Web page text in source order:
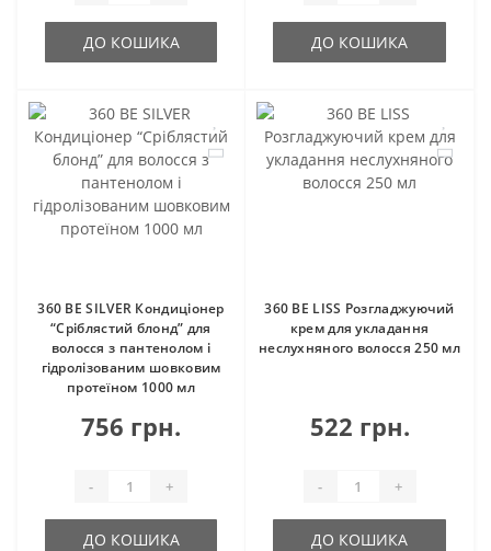
ДО КОШИКА ДО КОШИКА
360 BE SILVER Кондиціонер
“Сріблястий блонд” для
волосся з пантенолом і
гідролізованим шовковим
протеїном 1000 мл
756 грн.
- +
ДО КОШИКА
360 BE LISS Розгладжуючий
крем для укладання
неслухняного волосся 250 мл
522 грн.
- +
ДО КОШИКА